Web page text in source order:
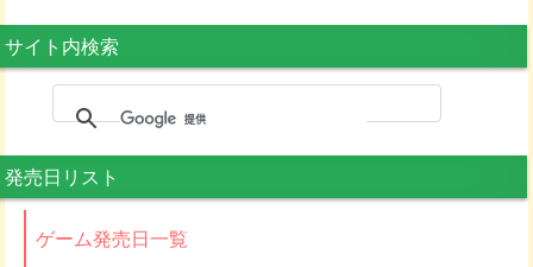
サイト内検索
発売日リスト
ゲーム発売日一覧